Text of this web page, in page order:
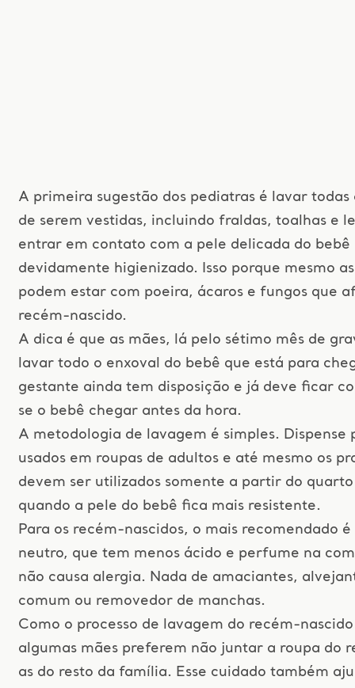
A primeira sugestão dos pediatras é lavar todas
de serem vestidas, incluindo fraldas, toalhas e
entrar em contato com a pele delicada do bebê
devidamente higienizado. Isso porque mesmo
podem estar com poeira, ácaros e fungos que
recém-nascido.
A dica é que as mães, lá pelo sétimo mês de
lavar todo o enxoval do bebê que está para
gestante ainda tem disposição e já deve ficar
se o bebê chegar antes da hora.
A metodologia de lavagem é simples. Dispense
usados em roupas de adultos e até mesmo os
devem ser utilizados somente a partir do
quando a pele do bebê fica mais resistente.
Para os recém-nascidos, o mais recomendado
neutro, que tem menos ácido e perfume na
não causa alergia. Nada de amaciantes,
comum ou removedor de manchas.
Como o processo de lavagem do recém-
algumas mães preferem não juntar a roupa do
as do resto da família. Esse cuidado também